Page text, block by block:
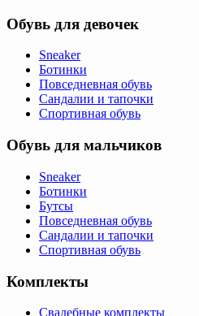
Обувь для девочек
Sneaker
Ботинки
Повседневная обувь
Сандалии и тапочки
Спортивная обувь
Обувь для мальчиков
Sneaker
Ботинки
Бутсы
Повседневная обувь
Сандалии и тапочки
Спортивная обувь
Комплекты
Свадебные комплекты